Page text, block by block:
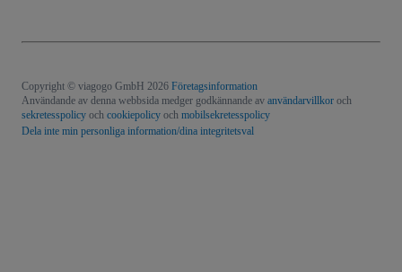
Copyright © viagogo GmbH 2026 Företagsinformation
Användande av denna webbsida medger godkännande av användarvillkor och
sekretesspolicy och cookiepolicy och mobilsekretesspolicy
Dela inte min personliga information/dina integritetsval